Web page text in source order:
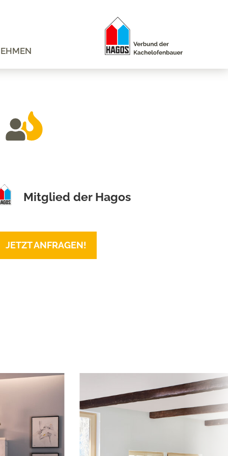
Mitglied der Hagos
JETZT ANFRAGEN!